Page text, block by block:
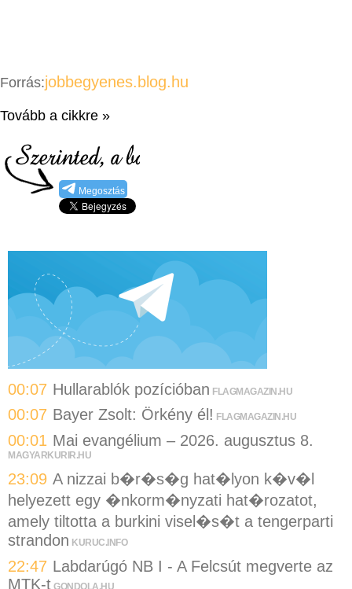
Forrás:jobbegyenes.blog.hu
Tovább a cikkre »
Megosztás
00:07 Hullarablók pozícióban FLAGMAGAZIN.HU
00:07 Bayer Zsolt: Örkény él! FLAGMAGAZIN.HU
00:01 Mai evangélium – 2026. augusztus 8.
MAGYARKURIR.HU
23:09 A nizzai b�r�s�g hat�lyon k�v�l
helyezett egy �nkorm�nyzati hat�rozatot,
amely tiltotta a burkini visel�s�t a tengerparti
strandon KURUC.INFO
22:47 Labdarúgó NB I - A Felcsút megverte az
MTK-t GONDOLA.HU